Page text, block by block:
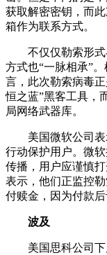
获取解密密钥，而
箱作为联系方式。
不仅仅勒索形式与
方式也“一脉相承”
言，此次勒索病毒正
恒之蓝”黑客工具，
局网络武器库。
美国微软公司表
行动保护用户。微
传播，用户应谨慎
表示，他们正监控
付赎金，因为付款
波及
美国思科公司下